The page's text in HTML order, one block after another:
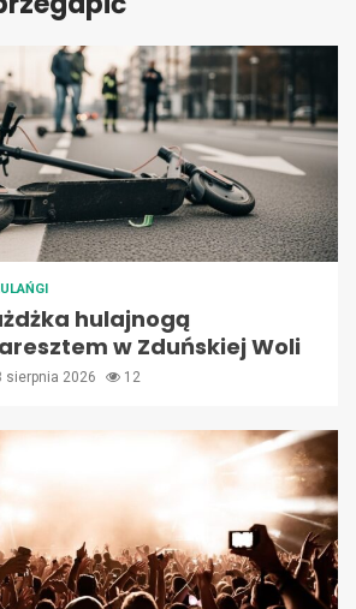
hulajnogą
w Zduńskiej Woli
sierpnia 2026 12